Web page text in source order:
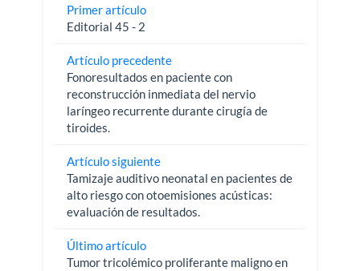
Primer artículo
Editorial 45 - 2
Artículo precedente
Fonoresultados en paciente con
reconstrucción inmediata del nervio
laríngeo recurrente durante cirugía de
tiroides.
Artículo siguiente
Tamizaje auditivo neonatal en pacientes de
alto riesgo con otoemisiones acústicas:
evaluación de resultados.
Último artículo
Tumor tricolémico proliferante maligno en